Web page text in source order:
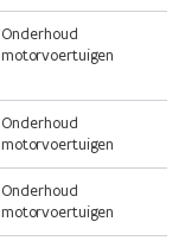
Onderhoud
motorvoertuigen
Onderhoud
motorvoertuigen
Onderhoud
motorvoertuigen